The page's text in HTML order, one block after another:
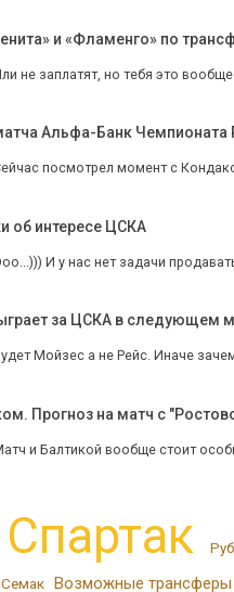
и «Фламенго» по
не заплатят, но тебя это
Альфа-Банк Чемпионата
посмотрел момент с
об интересе ЦСКА
И у нас нет задачи
за ЦСКА в следующем
Мойзес а не Рейс. Иначе
Прогноз на матч с
и Балтикой вообще стоит
Спартак
Семак Возможные трансферы